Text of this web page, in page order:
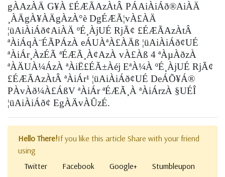
gÀAzÀÄ G¥À £ÉÆÃAzÀtÂ PÁAiÀiÁð®AiÀÄ
¸ÀÄgÀ¥ÀÄgÀzÀ°è DgÉÆÃ¦vÀ£ÀÄ
¦üAiÀiÁð¢AiÀÄ ºÉ¸ÀjUÉ RjÃ¢ £ÉÆÃAzÀtÂ
ªÀiÁqÀ¨ÉÃPÁzÀ eÁUÀªÀ£ÀÄß ¦üAiÀiÁð¢UÉ
ªÀiÁr¸ÀzÉÃ ªÉÆÃ¸À¢AzÀ vÀ£Àß 4 ªÀµÀðzÀ
ªÀÄUÀ¼ÁzÀ ªÀiË£ÉÃ±Àéj EªÀ¼À ºÉ¸ÀjUÉ RjÃ¢
£ÉÆÃAzÀtÂ ªÀiÁr¹ ¦üAiÀiÁð¢UÉ DeÁÕ¥Á®
PÀvÀð¼À£ÁßV ªÀiÁr ªÉÆÃ¸À ªÀiÁrzÀ §UÉÎ
¦üAiÀiÁð¢ EgÀÄvÀÛzÉ.
Hello There!If you like this article Share with your friend
using
Twitter
Facebook Google+ Stumbleupon